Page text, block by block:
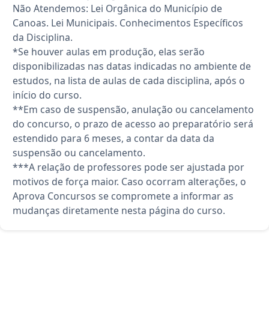
Não Atendemos: Lei Orgânica do Município de
Canoas. Lei Municipais. Conhecimentos Específicos
da Disciplina.
*Se houver aulas em produção, elas serão
disponibilizadas nas datas indicadas no ambiente de
estudos, na lista de aulas de cada disciplina, após o
início do curso.
**Em caso de suspensão, anulação ou cancelamento
do concurso, o prazo de acesso ao preparatório será
estendido para 6 meses, a contar da data da
suspensão ou cancelamento.
***A relação de professores pode ser ajustada por
motivos de força maior. Caso ocorram alterações, o
Aprova Concursos se compromete a informar as
mudanças diretamente nesta página do curso.